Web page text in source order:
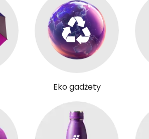
Eko gadżety